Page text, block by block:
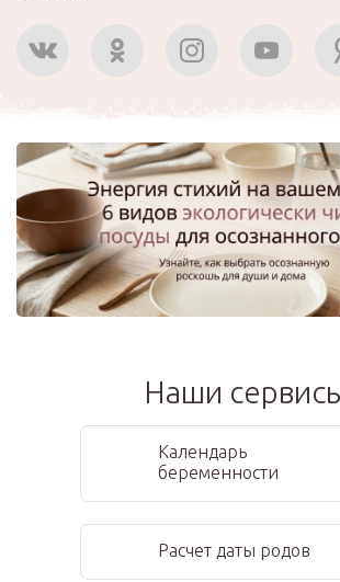
Наши
Календарь
беременности
Расчет даты родов